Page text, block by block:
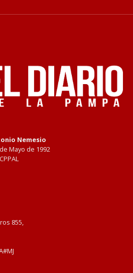
Nemesio
Mayo de 1992
855,